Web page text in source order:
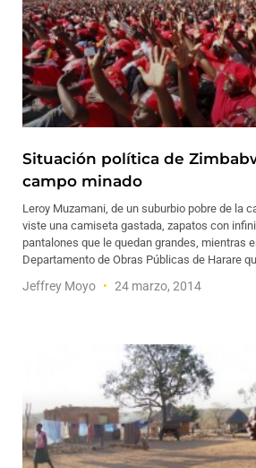
Situación política de
campo minado
Leroy Muzamani, de un suburbio pobre de la
viste una camiseta gastada, zapatos con
pantalones que le quedan grandes, mientras
Departamento de Obras Públicas de Harare
Jeffrey Moyo 24 marzo, 2014